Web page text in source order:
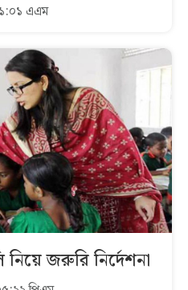
এএম
জরুরি নির্দেশনা